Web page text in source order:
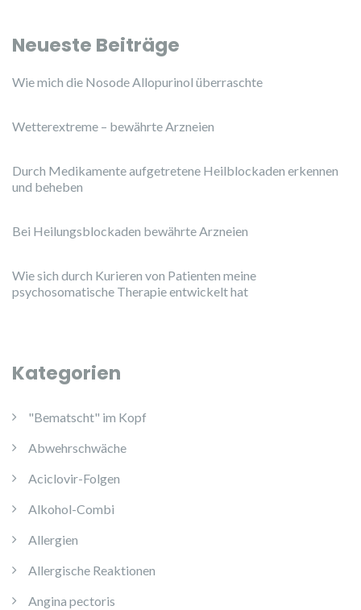
Neueste Beiträge
Wie mich die Nosode Allopurinol überraschte
Wetterextreme – bewährte Arzneien
Durch Medikamente aufgetretene Heilblockaden erkennen
und beheben
Bei Heilungsblockaden bewährte Arzneien
Wie sich durch Kurieren von Patienten meine
psychosomatische Therapie entwickelt hat
Kategorien
"Bematscht" im Kopf
Abwehrschwäche
Aciclovir-Folgen
Alkohol-Combi
Allergien
Allergische Reaktionen
Angina pectoris